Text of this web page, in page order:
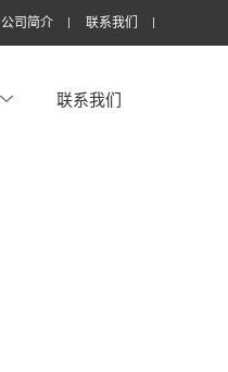
公司简介 联系我们
联系我们